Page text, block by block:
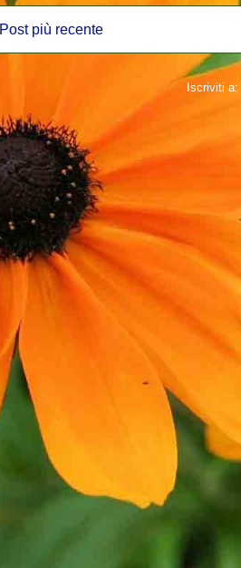
Post più recente
Iscriviti a: